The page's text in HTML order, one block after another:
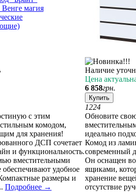
с этим
комодом,
для хранения!
ДСП сочетает
и функциональность.
вместительными
удобное
размеры и
Подробнее →
Наличие
Цена
6 858грн.
Купить
1224
Обновите
идеально
Комод из
современный
Он оснащен
ящиками,
хранение
отсутствие